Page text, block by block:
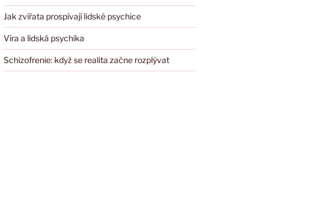
Jak zvířata prospívají lidské psychice
Víra a lidská psychika
Schizofrenie: když se realita začne rozplývat